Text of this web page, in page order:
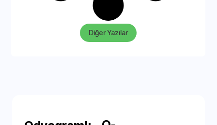
Diğer Yazılar